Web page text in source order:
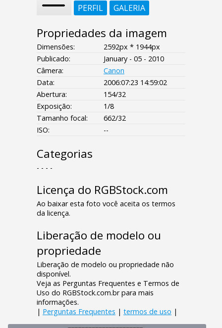
PERFIL
GALERIA
Propriedades da imagem
Dimensões:
2592px * 1944px
Publicado:
January - 05 - 2010
Câmera:
Canon
Data:
2006:07:23 14:59:02
Abertura:
154/32
Exposição:
1/8
Tamanho focal:
662/32
ISO:
--
Categorias
- - - -
Licença do RGBStock.com
Ao baixar esta foto você aceita os termos
da licença.
Liberação de modelo ou
propriedade
Liberação de modelo ou propriedade não
disponível.
Veja as Perguntas Frequentes e Termos de
Uso do RGBStock.com.br para mais
informações.
| Perguntas Frequentes | termos de uso |